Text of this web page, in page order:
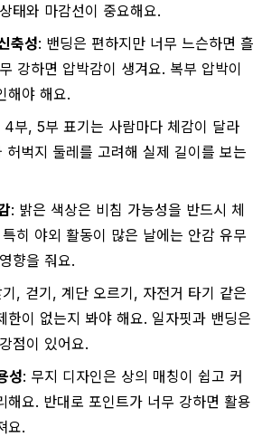
태와 마감선이 중요해요.
축성: 밴딩은 편하지만 너무 느슨하면 흘
강하면 압박감이 생겨요. 복부 압박이
해야 해요.
4부, 5부 표기는 사람마다 체감이 달라
허벅지 둘레를 고려해 실제 길이를 보는
: 밝은 색상은 비침 가능성을 반드시 체
히 야외 활동이 많은 날에는 안감 유무
향을 줘요.
기, 걷기, 계단 오르기, 자전거 타기 같은
한이 없는지 봐야 해요. 일자핏과 밴딩은
점이 있어요.
성: 무지 디자인은 상의 매칭이 쉽고 커
해요. 반대로 포인트가 너무 강하면 활용
요.